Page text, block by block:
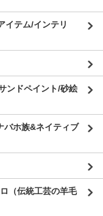
イテム/インテリ
ンドペイント/砂絵
バホ族&ネイティブ
（伝統工芸の羊毛